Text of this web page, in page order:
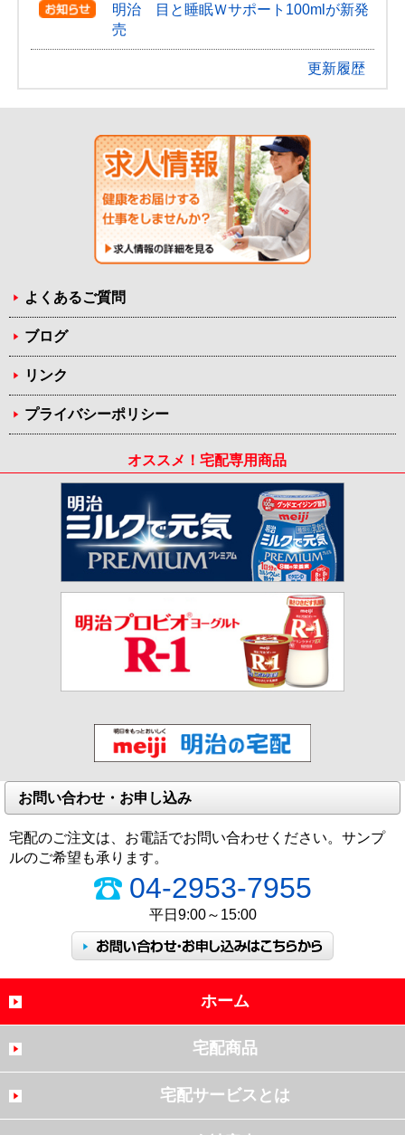
明治 目と睡眠Ｗサポート100mlが新発
売
更新履歴
よくあるご質問
ブログ
リンク
プライバシーポリシー
オススメ！宅配専用商品
お問い合わせ・お申し込み
宅配のご注文は、お電話でお問い合わせください。サンプ
ルのご希望も承ります。
04-2953-7955
平日9:00～15:00
ホーム
宅配商品
宅配サービスとは